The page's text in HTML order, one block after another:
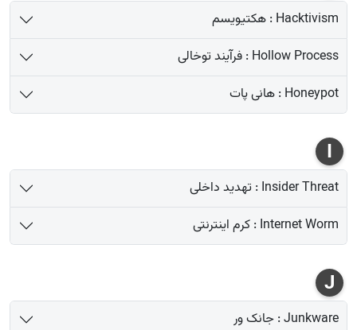
Hacktivism : هکتیویسم
Hollow Process : فرآیند توخالی
Honeypot : هانی پات
I
Insider Threat : تهدید داخلی
Internet Worm : کرم اینترنتی
J
Junkware : جانک ور